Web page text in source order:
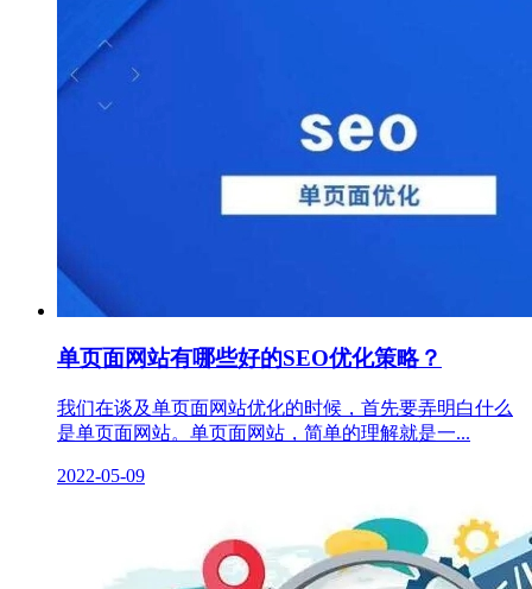
单页面网站有哪些好的SEO优化策略？
我们在谈及单页面网站优化的时候，首先要弄明白什么
是单页面网站。单页面网站，简单的理解就是一...
2022-05-09